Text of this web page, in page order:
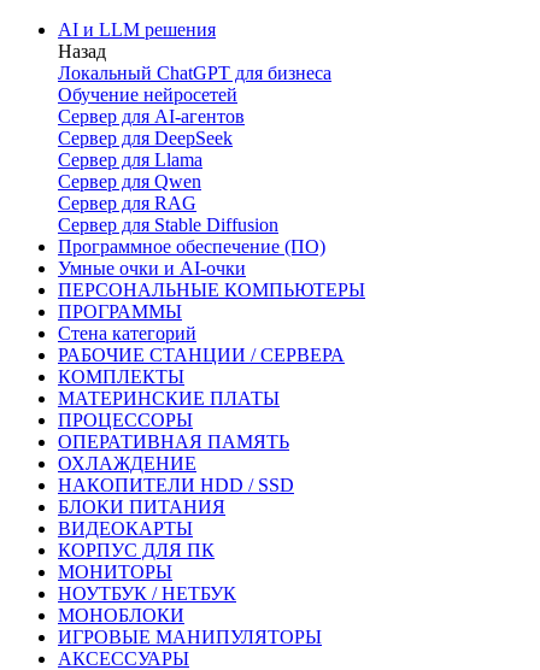
AI и LLM решения
Назад
Локальный ChatGPT для бизнеса
Обучение нейросетей
Сервер для AI-агентов
Сервер для DeepSeek
Сервер для Llama
Сервер для Qwen
Сервер для RAG
Сервер для Stable Diffusion
Программное обеспечение (ПО)
Умные очки и AI-очки
ПЕРСОНАЛЬНЫЕ КОМПЬЮТЕРЫ
ПРОГРАММЫ
Стена категорий
РАБОЧИЕ СТАНЦИИ / СЕРВЕРА
КОМПЛЕКТЫ
МАТЕРИНСКИЕ ПЛАТЫ
ПРОЦЕССОРЫ
ОПЕРАТИВНАЯ ПАМЯТЬ
ОХЛАЖДЕНИЕ
НАКОПИТЕЛИ HDD / SSD
БЛОКИ ПИТАНИЯ
ВИДЕОКАРТЫ
КОРПУС ДЛЯ ПК
МОНИТОРЫ
НОУТБУК / НЕТБУК
МОНОБЛОКИ
ИГРОВЫЕ МАНИПУЛЯТОРЫ
АКСЕССУАРЫ